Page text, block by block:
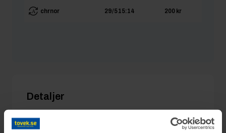
chrnor 29/5 15:14 200 kr
Detaljer
Utgångspris: